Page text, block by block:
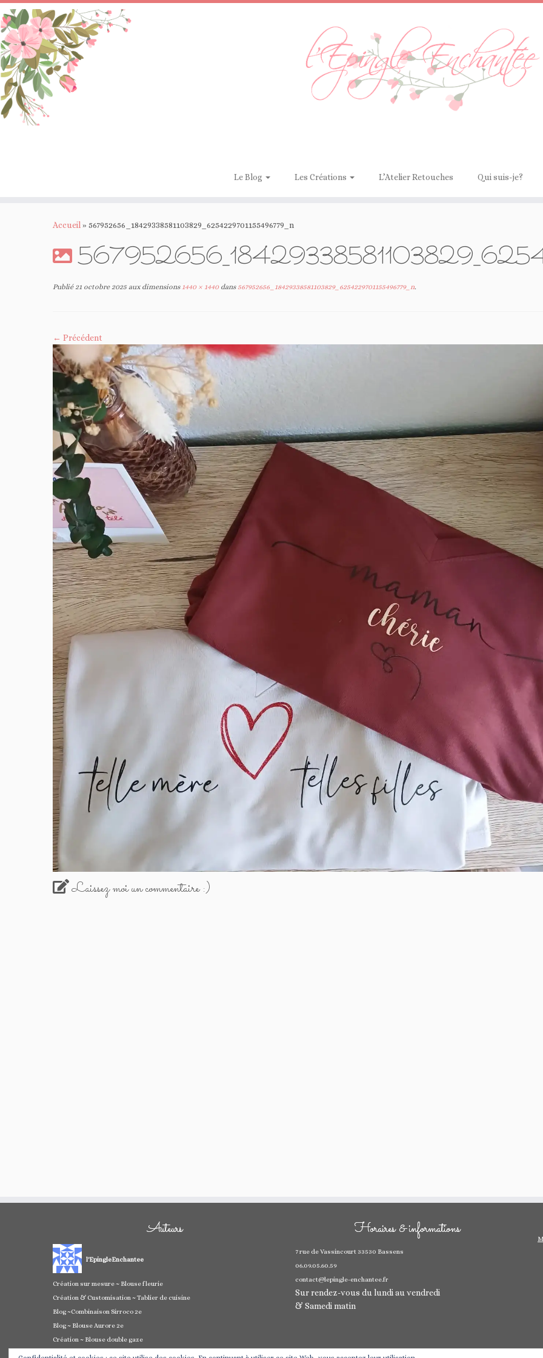
Passer
au
contenu
Le Blog Les Créations L’Atelier Retouches Qui suis-je?
Accueil » 567952656_18429338581103829_6254229701155496779_n
Publié 21 octobre 2025 aux dimensions1440 × 1440dans567952656_18429338581103829_6254229701155496779_n.
← Précédent
Laissez moi un commentaire :)
Auteurs
l'EpingleEnchantee
Création sur mesure ~ Blouse fleurie
Création & Customisation ~ Tablier de cuisine
Blog ~Combinaison Sirroco 2e
Blog ~ Blouse Aurore 2e
Création ~ Blouse double gaze
Horaires & informations
7 rue de Vassincourt 33530 Bassens
06.09.05.60.59
contact@lepingle-enchantee.fr
Sur rendez-vous du lundi au vendredi
& Samedi matin